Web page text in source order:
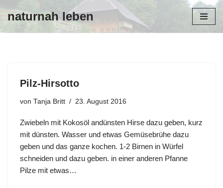
Zum
naturnah leben
Pilz-Hirsotto
von Tanja Britt 23. August 2016
Zwiebeln mit Kokosöl andünsten Hirse dazu geben, kurz
mit dünsten. Wasser und etwas Gemüsebrühe dazu
geben und das ganze kochen. 1-2 Birnen in Würfel
schneiden und dazu geben. in einer anderen Pfanne
Pilze mit etwas…